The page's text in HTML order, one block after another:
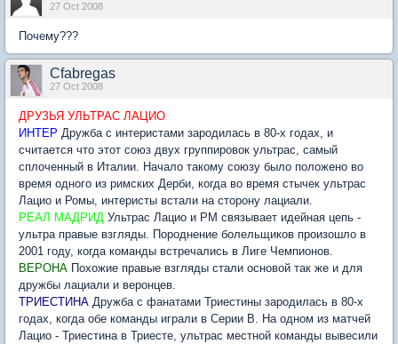
27 Oct 2008
Почему???
Cfabregas
27 Oct 2008
ДРУЗЬЯ УЛЬТРАС ЛАЦИО
ИНТЕР Дружба с интеристами зародилась в 80-х годах, и
считается что этот союз двух группировок ультрас, самый
сплоченный в Италии. Начало такому союзу было положено во
время одного из римских Дерби, когда во время стычек ультрас
Лацио и Ромы, интеристы встали на сторону лациали.
РЕАЛ МАДРИД Ультрас Лацио и РМ связывает идейная цепь -
ультра правые взгляды. Породнение болельщиков произошло в
2001 году, когда команды встречались в Лиге Чемпионов.
ВЕРОНА Похожие правые взгляды стали основой так же и для
дружбы лациали и веронцев.
ТРИЕСТИНА Дружба с фанатами Триестины зародилась в 80-х
годах, когда обе команды играли в Серии В. На одном из матчей
Лацио - Триестина в Триесте, ультрас местной команды вывесили